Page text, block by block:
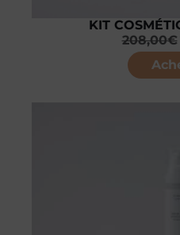
KIT
208,00€